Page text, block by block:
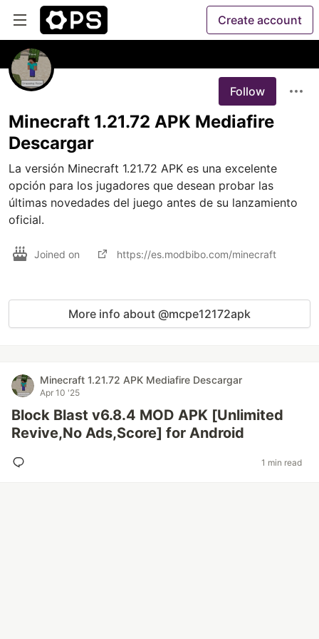
Create account
Follow
Minecraft 1.21.72 APK Mediafire
Descargar
La versión Minecraft 1.21.72 APK es una excelente
opción para los jugadores que desean probar las
últimas novedades del juego antes de su lanzamiento
oficial.
Joined on https://es.modbibo.com/minecraft
More info about @mcpe12172apk
Minecraft 1.21.72 APK Mediafire Descargar
Apr 10 '25
Block Blast v6.8.4 MOD APK [Unlimited
Revive,No Ads,Score] for Android
1 min read